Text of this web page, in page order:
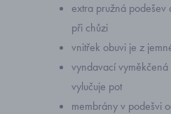
extra pružná podešev
při chůzi
vnitřek obuvi je z
vyndavací
vylučuje pot
membrány v podešvi